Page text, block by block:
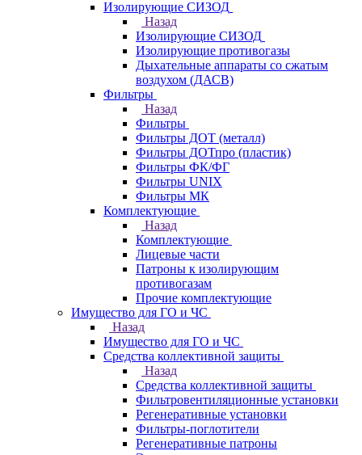
Изолирующие СИЗОД
Назад
Изолирующие СИЗОД
Изолирующие противогазы
Дыхательные аппараты со сжатым
воздухом (ДАСВ)
Фильтры
Назад
Фильтры
Фильтры ДОТ (металл)
Фильтры ДОТпро (пластик)
Фильтры ФК/ФГ
Фильтры UNIX
Фильтры МК
Комплектующие
Назад
Комплектующие
Лицевые части
Патроны к изолирующим
противогазам
Прочие комплектующие
Имущество для ГО и ЧС
Назад
Имущество для ГО и ЧС
Средства коллективной защиты
Назад
Средства коллективной защиты
Фильтровентиляционные установки
Регенеративные установки
Фильтры-поглотители
Регенеративные патроны